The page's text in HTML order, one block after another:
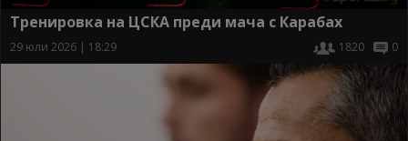
Тренировка на ЦСКА преди мача с Карабах
29 юли 2026 | 18:29 1820 0